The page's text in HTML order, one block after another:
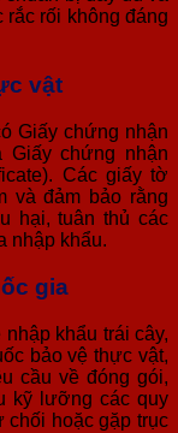
rắc rối không đáng
vật
Giấy chứng nhận
Giấy chứng nhận
Các giấy tờ
và đảm bảo rằng
hại, tuân thủ các
nhập khẩu.
gia
khẩu trái cây,
bảo vệ thực vật,
cầu về đóng gói,
kỹ lưỡng các quy
chối hoặc gặp trục